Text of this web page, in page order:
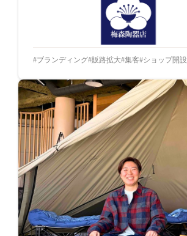
ブランディング 販路拡大 集客 ショップ開設